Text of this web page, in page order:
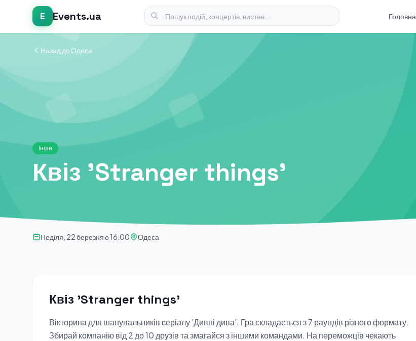
E Events.ua Головна
Назад до Одеса
Інше
Квіз 'Stranger things'
Неділя, 22 березня о 16:00 Одеса
Квіз 'Stranger things'
Вікторина для шанувальників серіалу 'Дивні дива'. Гра складається з 7 раундів різного формату.
Збирай компанію від 2 до 10 друзів та змагайся з іншими командами. На переможців чекають